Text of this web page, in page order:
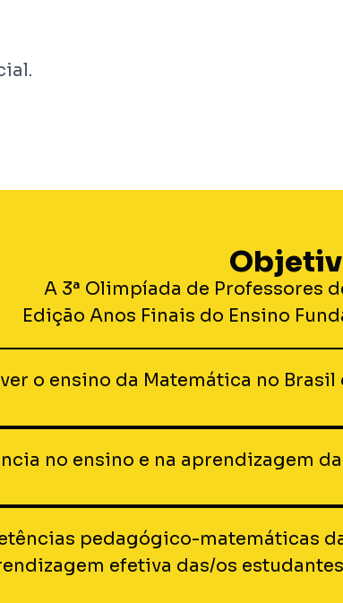
A 3ª Olimpíada de Professores
Edição Anos Finais do Ensino
o ensino da Matemática no
no ensino e na aprendizagem
pedagógico-matemáticas
efetiva das/os